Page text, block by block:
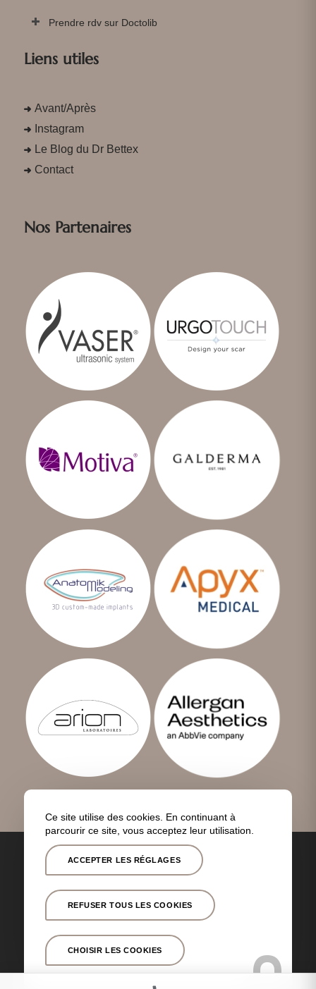
Prendre rdv sur Doctolib
Liens utiles
Avant/Après
Instagram
Le Blog du Dr Bettex
Contact
Nos Partenaires
Toutes nos
interventions géographique
Politique de
confidentialité
Ce site utilise des cookies. En continuant à
parcourir ce site, vous acceptez leur utilisation.
ACCEPTER LES RÉGLAGES
REFUSER TOUS LES COOKIES
CHOISIR LES COOKIES